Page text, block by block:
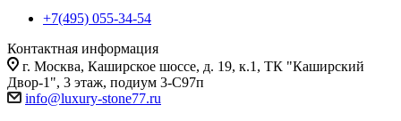
+7(495) 055-34-54
Контактная информация
г. Москва, Каширское шоссе, д. 19, к.1, ТК "Каширский
Двор-1", 3 этаж, подиум 3-С97п
info@luxury-stone77.ru